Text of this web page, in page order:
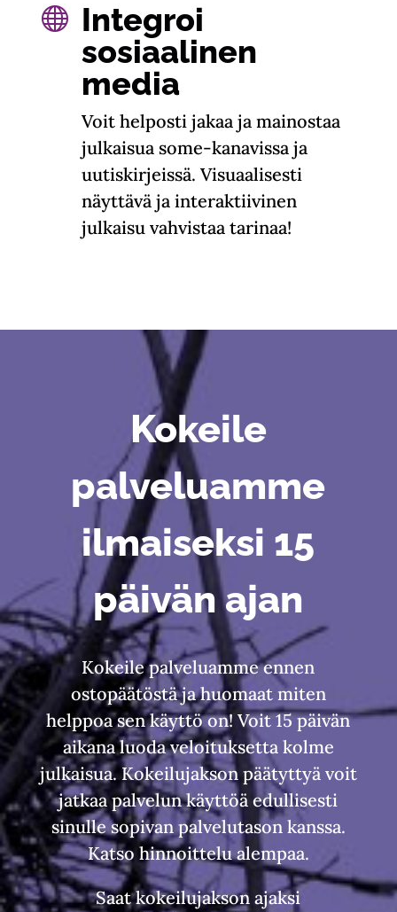
 Integroi
sosiaalinen
media
Voit helposti jakaa ja mainostaa
julkaisua some-kanavissa ja
uutiskirjeissä. Visuaalisesti
näyttävä ja interaktiivinen
julkaisu vahvistaa tarinaa!
Kokeile
palveluamme
ilmaiseksi 15
päivän ajan
Kokeile palveluamme ennen
ostopäätöstä ja huomaat miten
helppoa sen käyttö on! Voit 15 päivän
aikana luoda veloituksetta kolme
julkaisua. Kokeilujakson päätyttyä voit
jatkaa palvelun käyttöä edullisesti
sinulle sopivan palvelutason kanssa.
Katso hinnoittelu alempaa.
Saat kokeilujakson ajaksi